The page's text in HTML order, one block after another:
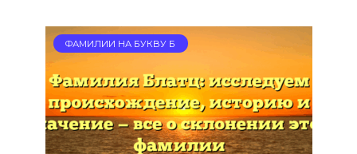
ФАМИЛИИ НА БУКВУ Б